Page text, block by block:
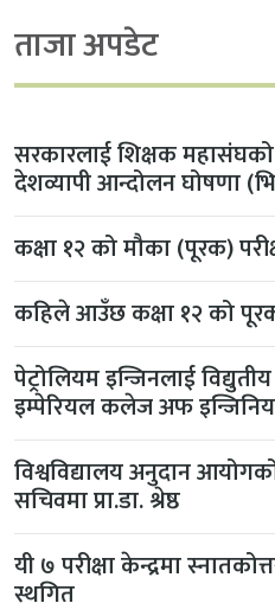
ताजा अपडेट
सरकारलाई शिक्षक
देशव्यापी आन्दोलन घोषणा
कक्षा १२ को मौका (पूरक)
कहिले आउँछ कक्षा १२ को पूरक
पेट्रोलियम इन्जिनलाई
इम्पेरियल कलेज अफ
विश्वविद्यालय अनुदान
सचिवमा प्रा.डा. श्रेष्ठ
यी ७ परीक्षा केन्द्रमा
स्थगित